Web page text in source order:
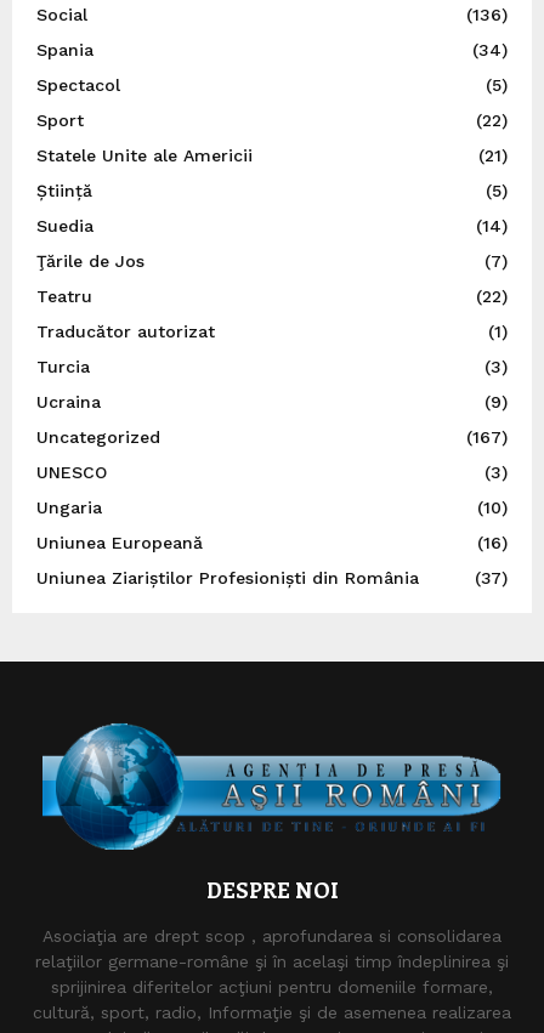
Social
(136)
Spania
(34)
Spectacol
(5)
Sport
(22)
Statele Unite ale Americii
(21)
Știință
(5)
Suedia
(14)
Ţările de Jos
(7)
Teatru
(22)
Traducător autorizat
(1)
Turcia
(3)
Ucraina
(9)
Uncategorized
(167)
UNESCO
(3)
Ungaria
(10)
Uniunea Europeană
(16)
Uniunea Ziariștilor Profesioniști din România
(37)
DESPRE NOI
Asociaţia are drept scop , aprofundarea si consolidarea
relaţiilor germane-române şi în acelaşi timp îndeplinirea şi
sprijinirea diferitelor acţiuni pentru domeniile formare,
cultură, sport, radio, Informaţie şi de asemenea realizarea